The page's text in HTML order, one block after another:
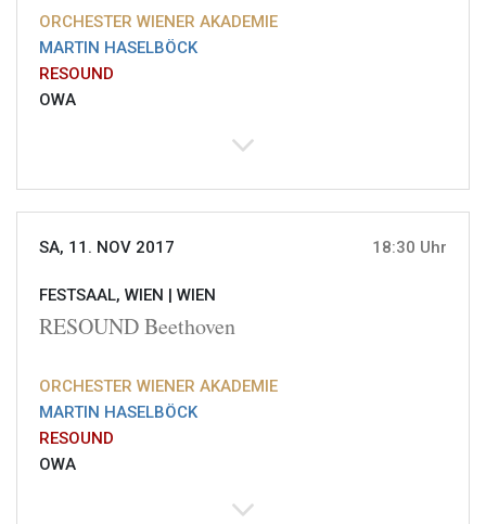
ORCHESTER WIENER AKADEMIE
MARTIN HASELBÖCK
RESOUND
OWA
SA, 11. NOV 2017 18:30 Uhr
FESTSAAL, WIEN | WIEN
RESOUND Beethoven
ORCHESTER WIENER AKADEMIE
MARTIN HASELBÖCK
RESOUND
OWA